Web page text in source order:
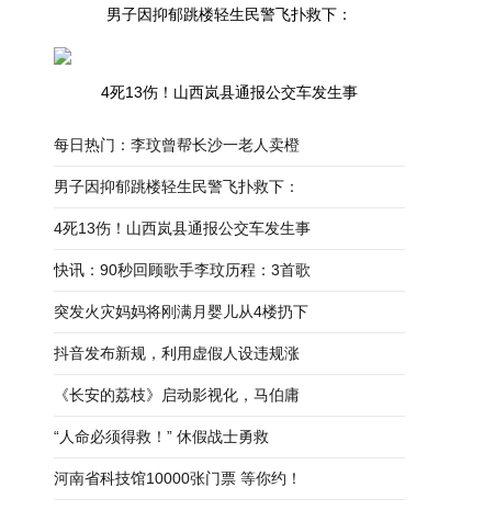
男子因抑郁跳楼轻生民警飞扑救下：
4死13伤！山西岚县通报公交车发生事
每日热门：李玟曾帮长沙一老人卖橙
男子因抑郁跳楼轻生民警飞扑救下：
4死13伤！山西岚县通报公交车发生事
快讯：90秒回顾歌手李玟历程：3首歌
突发火灾妈妈将刚满月婴儿从4楼扔下
抖音发布新规，利用虚假人设违规涨
《长安的荔枝》启动影视化，马伯庸
“人命必须得救！” 休假战士勇救
河南省科技馆10000张门票 等你约！